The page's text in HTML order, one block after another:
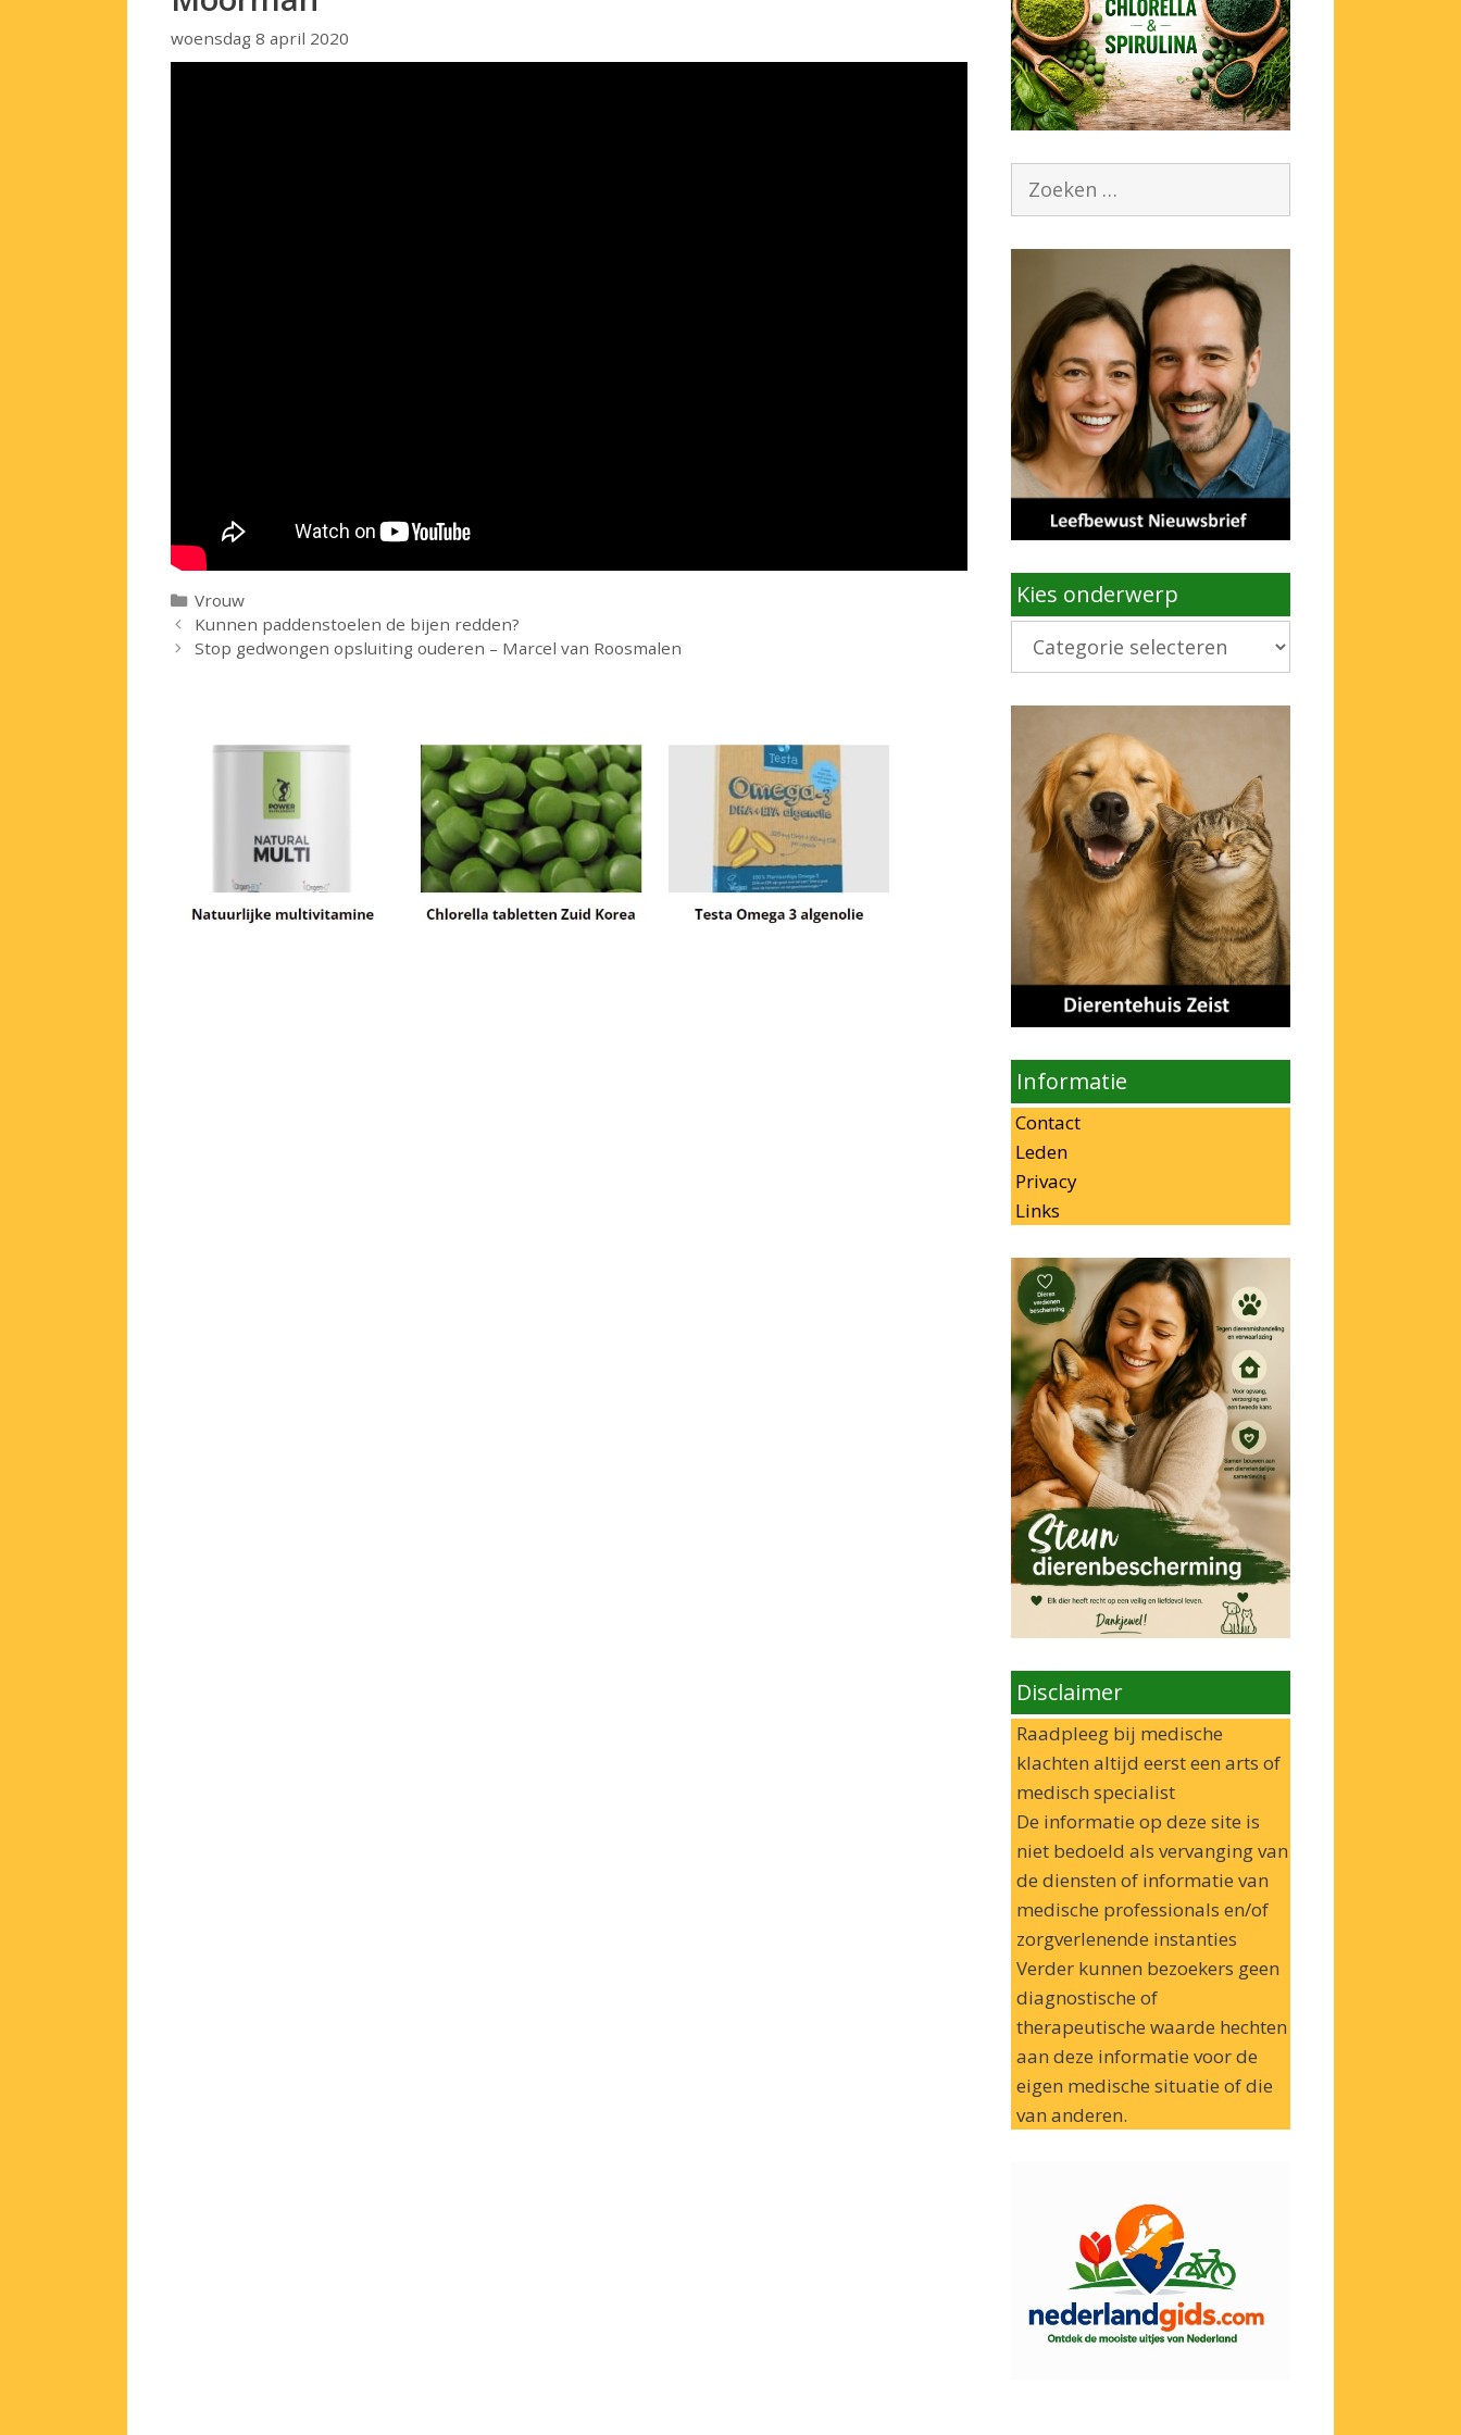
woensdag 8 april 2020
Categorieën
Vrouw
Kunnen paddenstoelen de bijen redden?
Stop gedwongen opsluiting ouderen – Marcel van Roosmalen
Zoek
Kies onderwerp
Kies
onderwerp
Informatie
Contact
Leden
Privacy
Links
Disclaimer
Raadpleeg bij medische
klachten altijd eerst een arts of
medisch specialist
De informatie op deze site is
niet bedoeld als vervanging van
de diensten of informatie van
medische professionals en/of
zorgverlenende instanties
Verder kunnen bezoekers geen
diagnostische of
therapeutische waarde hechten
aan deze informatie voor de
eigen medische situatie of die
van anderen.